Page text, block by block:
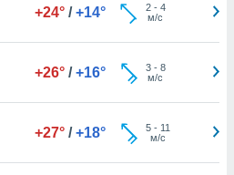
+24° / +14° 2- 4
м/с
+26° / +16° 3- 8
м/с
+27° / +18° 5- 11
м/с